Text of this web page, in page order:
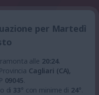
per Martedì
alle 20:24.
Provincia Cagliari (CA),
09045.
di 33° con minime di 24°.